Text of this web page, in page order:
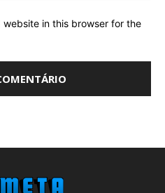
website in this browser for the